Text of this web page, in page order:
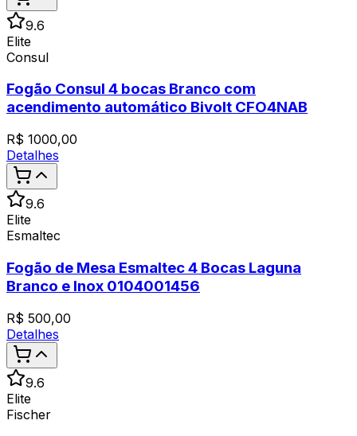
9.6
Elite
Consul
Fogão Consul 4 bocas Branco com
acendimento automático Bivolt CFO4NAB
R$ 1000,00
Detalhes
9.6
Elite
Esmaltec
Fogão de Mesa Esmaltec 4 Bocas Laguna
Branco e Inox 0104001456
R$ 500,00
Detalhes
9.6
Elite
Fischer